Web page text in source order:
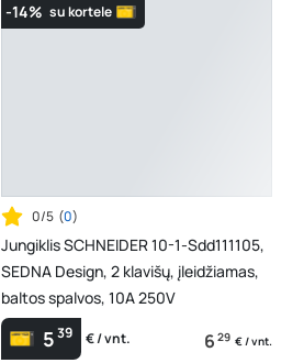
-14% su kortele
0/5 (0)
Jungiklis SCHNEIDER 10-1-Sdd111105,
SEDNA Design, 2 klavišų, įleidžiamas,
baltos spalvos, 10A 250V
539 € / vnt. 6 29 € / vnt.